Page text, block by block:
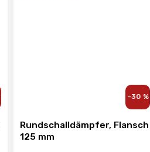
–30 %
Rundschalldämpfer, Flansch
125 mm